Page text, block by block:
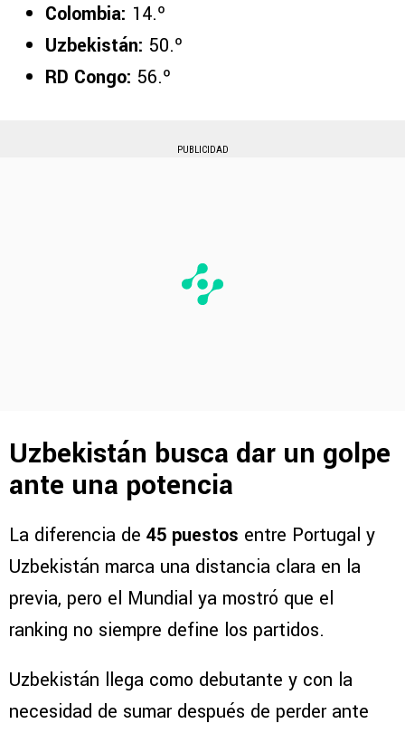
Colombia: 14.º
Uzbekistán: 50.º
RD Congo: 56.º
PUBLICIDAD
Uzbekistán busca dar un golpe
ante una potencia
La diferencia de 45 puestos entre Portugal y
Uzbekistán marca una distancia clara en la
previa, pero el Mundial ya mostró que el
ranking no siempre define los partidos.
Uzbekistán llega como debutante y con la
necesidad de sumar después de perder ante